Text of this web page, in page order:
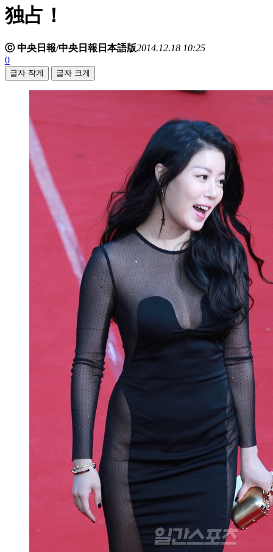
独占！
ⓒ 中央日報/中央日報日本語版2014.12.18 10:25
0
글자 작게 글자 크게